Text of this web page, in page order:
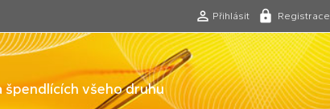
Přihlásit Registrace
špendlících všeho druhu